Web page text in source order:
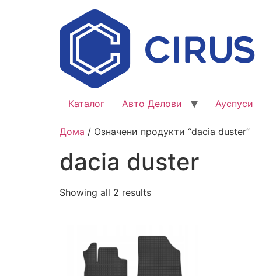
Каталог Авто Делови Ауспуси
Дома / Означени продукти “dacia duster”
dacia duster
Showing all 2 results